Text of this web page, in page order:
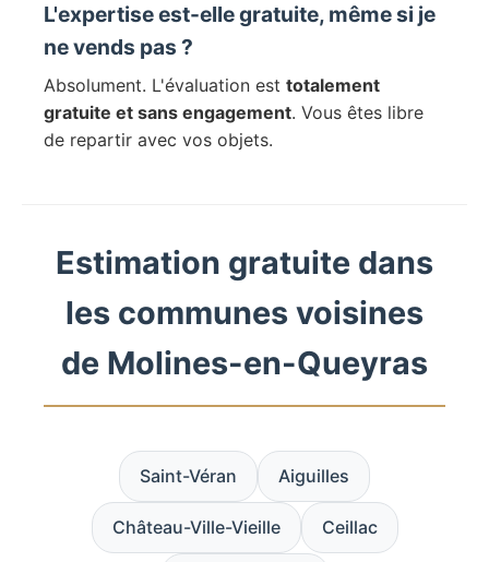
L'expertise est-elle gratuite, même si je
ne vends pas ?
Absolument. L'évaluation est totalement
gratuite et sans engagement. Vous êtes libre
de repartir avec vos objets.
Estimation gratuite dans
les communes voisines
de Molines-en-Queyras
Saint-Véran Aiguilles
Château-Ville-Vieille Ceillac